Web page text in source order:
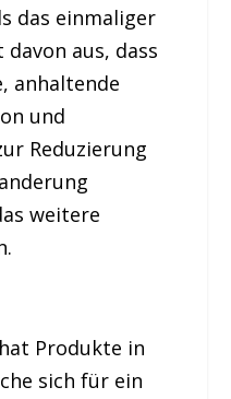
das einmaliger
aus, dass
anhaltende
und
Reduzierung
weitere
Produkte in
sich für ein